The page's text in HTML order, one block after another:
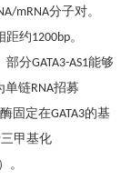
mRNA分子对。
约1200bp。
分GATA3-AS1能够
单链RNA招募
固定在GATA3的基
甲基化
。